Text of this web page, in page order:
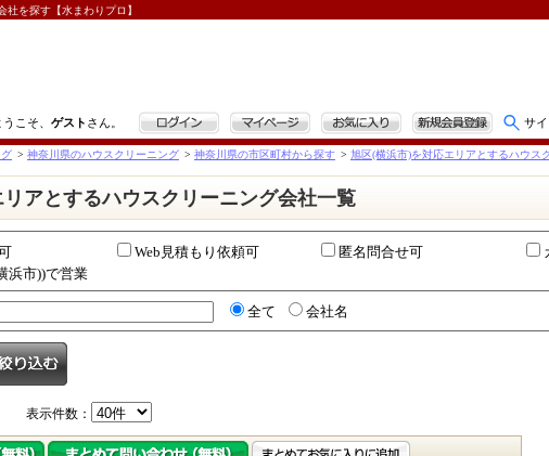
を探す【水まわりプロ】
うこそ、 ゲスト さん。 ログイン マイページ お気に入り 新規会員登録 サ
> 神奈川県のハウスクリーニング > 神奈川県の市区町村から探す > 旭区(横浜市)を対応エリアとするハウス
アとするハウスクリーニング会社一覧
Web見積もり依頼可 匿名問合せ可
浜市))で営業
全て 会社名
表示件数：